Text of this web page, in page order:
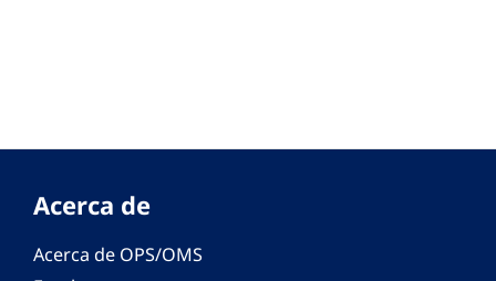
Acerca de
Acerca de OPS/OMS